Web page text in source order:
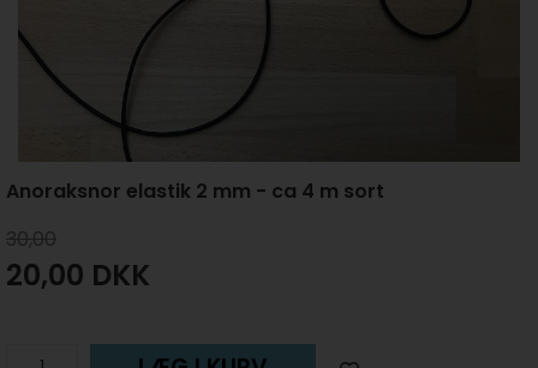
Anoraksnor elastik 2 mm - ca 4 m sort
30,00
20,00 DKK